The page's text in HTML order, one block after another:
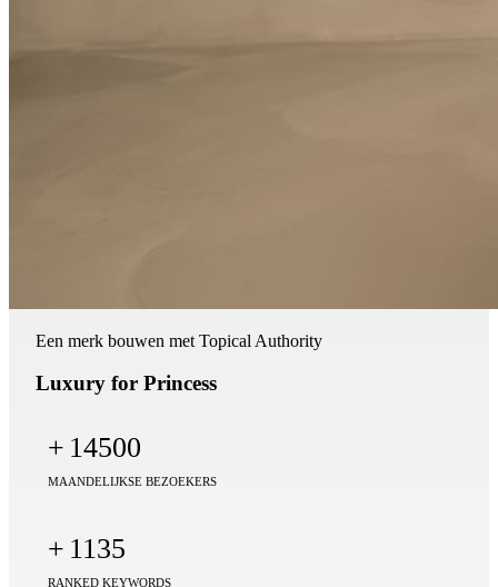
Een merk bouwen met Topical Authority
Luxury for Princess
+ 14500
MAANDELIJKSE BEZOEKERS
+ 1135
RANKED KEYWORDS